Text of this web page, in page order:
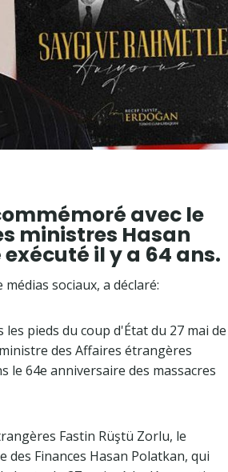
avec le
ministres Hasan
il y a 64 ans.
sociaux, a déclaré:
pieds du coup d'État du 27 mai de
des Affaires étrangères
le 64e anniversaire des massacres
Fastin Rüştü Zorlu, le
Finances Hasan Polatkan, qui